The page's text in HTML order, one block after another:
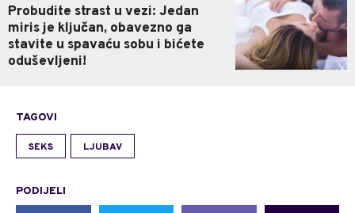
Probudite strast u vezi: Jedan
miris je ključan, obavezno ga
stavite u spavaću sobu i bićete
oduševljeni!
TAGOVI
SEKS LJUBAV
PODIJELI